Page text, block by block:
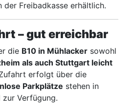
der Freibadkasse erhältlich.
– gut erreichbar
die B10 in Mühlacker sowohl
als auch Stuttgart leicht
erfolgt über die
Parkplätze stehen in
zur Verfügung.